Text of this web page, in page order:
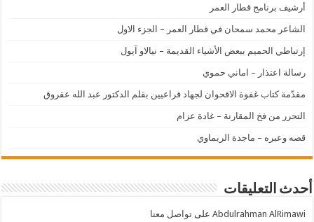
أرشيف برنامج قطار العمر
الشاعر محمد سمحان في قطار العمر – الجزء الاول
إرتباطي الحميم ببعض الأشياء القديمة – نيالاو آيول
رسالة اعتذار – اماني حموي
مقدّمة كتاب غفوة الاقحوان لجهاد قراعيين بقلم الدكتور عبد الله عقروق
التحرر من فخ المقارنة – غادة عزام
قصه وعبره – ماجدة الريماوي
أحدث التعليقات
Abdulrahman AlRimawi علىتواصل معنا